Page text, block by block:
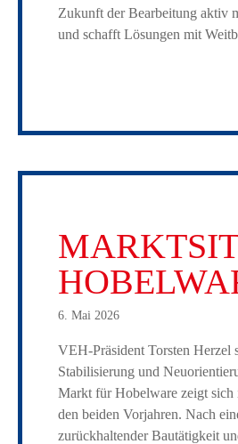
Zukunft der Bearbeitung aktiv
und schafft Lösungen mit
6. Mai 2026
VEH-Präsident Torsten Herzel
Stabilisierung und
Markt für Hobelware zeigt sich
den beiden Vorjahren. Nach
zurückhaltender Bautätigkeit